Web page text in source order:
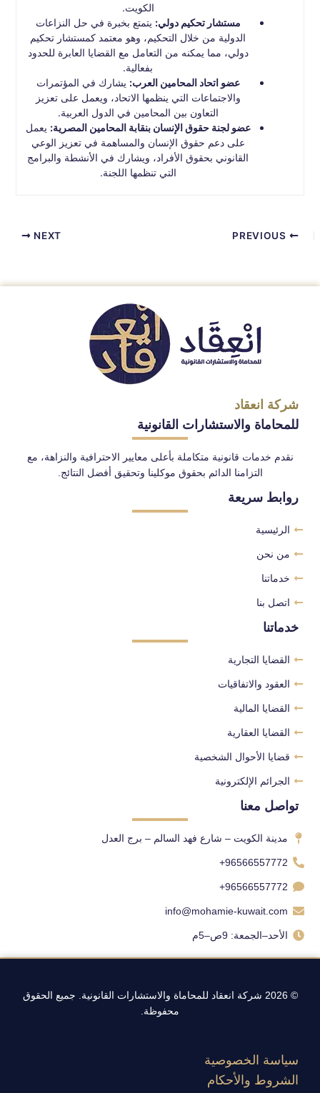
الكويت.
مستشار تحكيم دولي: يتمتع بخبرة في حل النزاعات
الدولية من خلال التحكيم، وهو معتمد كمستشار تحكيم
دولي، مما يمكنه من التعامل مع القضايا العابرة للحدود
بفعالية.
عضو اتحاد المحامين العرب: يشارك في المؤتمرات
والاجتماعات التي ينظمها الاتحاد، ويعمل على تعزيز
التعاون بين المحامين في الدول العربية.
عضو لجنة حقوق الإنسان بنقابة المحامين المصرية: يعمل
على دعم حقوق الإنسان والمساهمة في تعزيز الوعي
القانوني بحقوق الأفراد، ويشارك في الأنشطة والبرامج
التي تنظمها اللجنة.
NEXT
شركة انعقاد
للمحاماة والاستشارات القانونية
نقدم خدمات قانونية متكاملة بأعلى معايير الاحترافية والنزاهة، مع
التزامنا الدائم بحقوق موكلينا وتحقيق أفضل النتائج.
روابط سريعة
الرئيسية
من نحن
خدماتنا
اتصل بنا
خدماتنا
القضايا التجارية
العقود والاتفاقيات
القضايا المالية
القضايا العقارية
قضايا الأحوال الشخصية
الجرائم الإلكترونية
تواصل معنا
مدينة الكويت – شارع فهد السالم – برج العدل
96566557772+
96566557772+
info@mohamie-kuwait.com
الأحد–الجمعة: 9ص–5م
© 2026 شركة انعقاد للمحاماة والاستشارات القانونية. جميع الحقوق
محفوظة.
سياسة الخصوصية
الشروط والأحكام